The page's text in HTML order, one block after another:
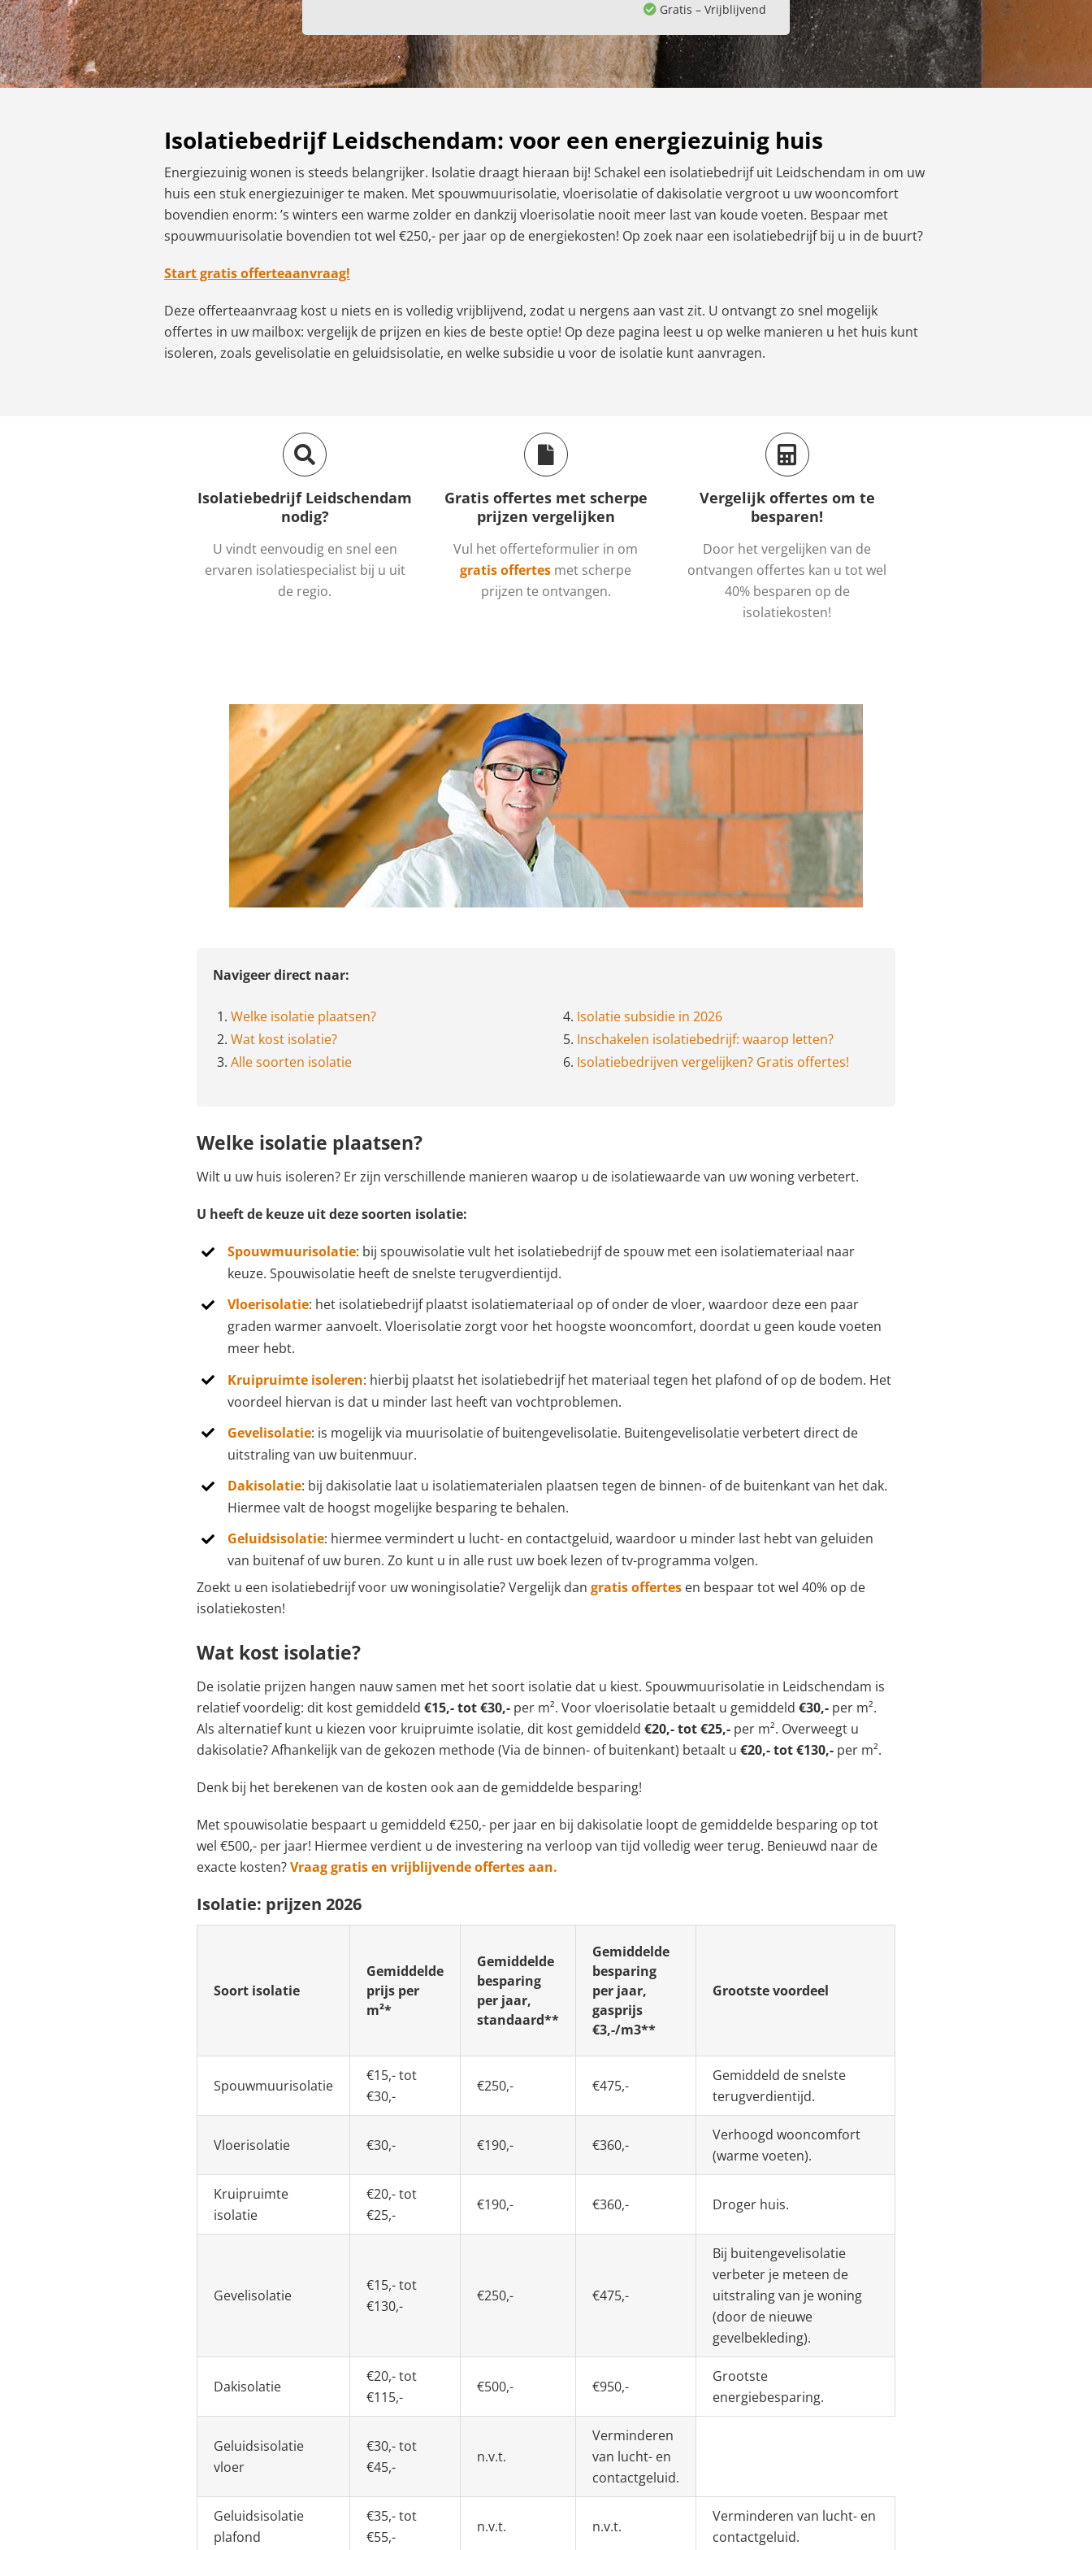
Gratis – Vrijblijvend
Isolatiebedrijf Leidschendam: voor een energiezuinig huis
Energiezuinig wonen is steeds belangrijker. Isolatie draagt hieraan bij! Schakel een isolatiebedrijf uit Leidschendam in om uw
huis een stuk energiezuiniger te maken. Met spouwmuurisolatie, vloerisolatie of dakisolatie vergroot u uw wooncomfort
bovendien enorm: ’s winters een warme zolder en dankzij vloerisolatie nooit meer last van koude voeten. Bespaar met
spouwmuurisolatie bovendien tot wel €250,- per jaar op de energiekosten! Op zoek naar een isolatiebedrijf bij u in de buurt?
Start gratis offerteaanvraag!
Deze offerteaanvraag kost u niets en is volledig vrijblijvend, zodat u nergens aan vast zit. U ontvangt zo snel mogelijk
offertes in uw mailbox: vergelijk de prijzen en kies de beste optie! Op deze pagina leest u op welke manieren u het huis kunt
isoleren, zoals gevelisolatie en geluidsisolatie, en welke subsidie u voor de isolatie kunt aanvragen.
Isolatiebedrijf Leidschendam
nodig?
U vindt eenvoudig en snel een
ervaren isolatiespecialist bij u uit
de regio.
Gratis offertes met scherpe
prijzen vergelijken
Vul het offerteformulier in om
gratis offertes met scherpe
prijzen te ontvangen.
Vergelijk offertes om te
besparen!
Door het vergelijken van de
ontvangen offertes kan u tot wel
40% besparen op de
isolatiekosten!
Navigeer direct naar:
1. Welke isolatie plaatsen?
2. Wat kost isolatie?
3. Alle soorten isolatie
4. Isolatie subsidie in 2026
5. Inschakelen isolatiebedrijf: waarop letten?
6. Isolatiebedrijven vergelijken? Gratis offertes!
Welke isolatie plaatsen?
Wilt u uw huis isoleren? Er zijn verschillende manieren waarop u de isolatiewaarde van uw woning verbetert.
U heeft de keuze uit deze soorten isolatie:
Spouwmuurisolatie: bij spouwisolatie vult het isolatiebedrijf de spouw met een isolatiemateriaal naar
keuze. Spouwisolatie heeft de snelste terugverdientijd.
Vloerisolatie: het isolatiebedrijf plaatst isolatiemateriaal op of onder de vloer, waardoor deze een paar
graden warmer aanvoelt. Vloerisolatie zorgt voor het hoogste wooncomfort, doordat u geen koude voeten
meer hebt.
Kruipruimte isoleren: hierbij plaatst het isolatiebedrijf het materiaal tegen het plafond of op de bodem. Het
voordeel hiervan is dat u minder last heeft van vochtproblemen.
Gevelisolatie: is mogelijk via muurisolatie of buitengevelisolatie. Buitengevelisolatie verbetert direct de
uitstraling van uw buitenmuur.
Dakisolatie: bij dakisolatie laat u isolatiematerialen plaatsen tegen de binnen- of de buitenkant van het dak.
Hiermee valt de hoogst mogelijke besparing te behalen.
Geluidsisolatie: hiermee vermindert u lucht- en contactgeluid, waardoor u minder last hebt van geluiden
van buitenaf of uw buren. Zo kunt u in alle rust uw boek lezen of tv-programma volgen.
Zoekt u een isolatiebedrijf voor uw woningisolatie? Vergelijk dan gratis offertes en bespaar tot wel 40% op de
isolatiekosten!
Wat kost isolatie?
De isolatie prijzen hangen nauw samen met het soort isolatie dat u kiest. Spouwmuurisolatie in Leidschendam is
relatief voordelig: dit kost gemiddeld €15,- tot €30,- per m². Voor vloerisolatie betaalt u gemiddeld €30,- per m².
Als alternatief kunt u kiezen voor kruipruimte isolatie, dit kost gemiddeld €20,- tot €25,- per m². Overweegt u
dakisolatie? Afhankelijk van de gekozen methode (Via de binnen- of buitenkant) betaalt u €20,- tot €130,- per m².
Denk bij het berekenen van de kosten ook aan de gemiddelde besparing!
Met spouwisolatie bespaart u gemiddeld €250,- per jaar en bij dakisolatie loopt de gemiddelde besparing op tot
wel €500,- per jaar! Hiermee verdient u de investering na verloop van tijd volledig weer terug. Benieuwd naar de
exacte kosten?Vraag gratis en vrijblijvende offertes aan.
Isolatie: prijzen 2026
Soort isolatie
Gemiddelde
prijs per
m²*
Gemiddelde
besparing
per jaar,
standaard**
Gemiddelde
besparing
per jaar,
gasprijs
€3,-/m3**
Grootste voordeel
Spouwmuurisolatie
€15,- tot
€30,-
€250,- €475,-
Gemiddeld de snelste
terugverdientijd.
Vloerisolatie €30,- €190,- €360,-
Verhoogd wooncomfort
(warme voeten).
Kruipruimte
isolatie
€20,- tot
€25,-
€190,- €360,- Droger huis.
Gevelisolatie
€15,- tot
€130,-
€250,- €475,-
Bij buitengevelisolatie
verbeter je meteen de
uitstraling van je woning
(door de nieuwe
gevelbekleding).
Dakisolatie
€20,- tot
€115,-
€500,- €950,-
Grootste
energiebesparing.
Geluidsisolatie
vloer
€30,- tot
€45,-
n.v.t.
Verminderen
van lucht- en
contactgeluid.
Geluidsisolatie
plafond
€35,- tot
€55,-
n.v.t. n.v.t.
Verminderen van lucht- en
contactgeluid.